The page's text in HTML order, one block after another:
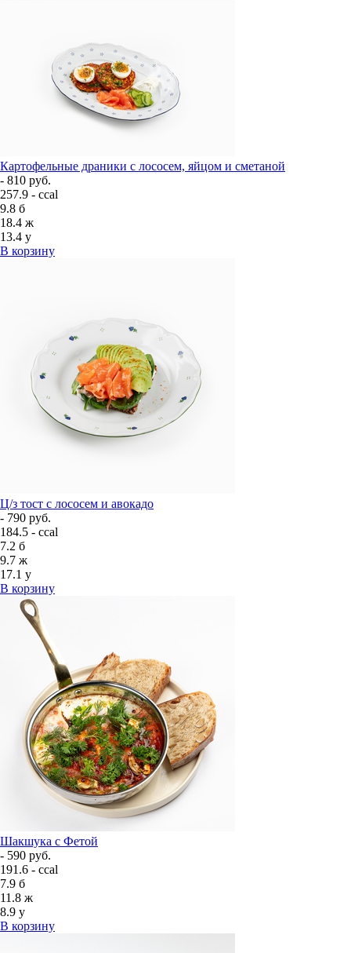
Картофельные драники с лососем, яйцом и сметаной
- 810 руб.
257.9 - ccal
9.8 б
18.4 ж
13.4 у
В корзину
Ц/з тост с лососем и авокадо
- 790 руб.
184.5 - ccal
7.2 б
9.7 ж
17.1 у
В корзину
Шакшука с Фетой
- 590 руб.
191.6 - ccal
7.9 б
11.8 ж
8.9 у
В корзину